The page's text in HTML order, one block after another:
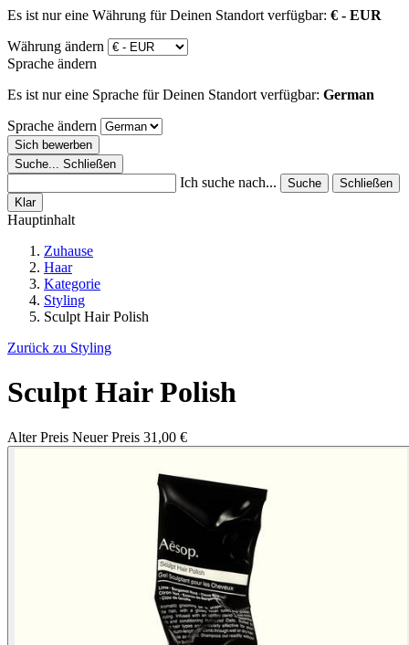
Es ist nur eine Währung für Deinen Standort verfügbar: € - EUR
Währung ändern
Sprache ändern
Es ist nur eine Sprache für Deinen Standort verfügbar: German
Sprache ändern
Sich bewerben
Suche...
Schließen
Ich suche nach... Suche
Schließen
Klar
Hauptinhalt
Zuhause
Haar
Kategorie
Styling
Sculpt Hair Polish
Zurück zu Styling
Sculpt Hair Polish
Alter Preis Neuer Preis 31,00 €